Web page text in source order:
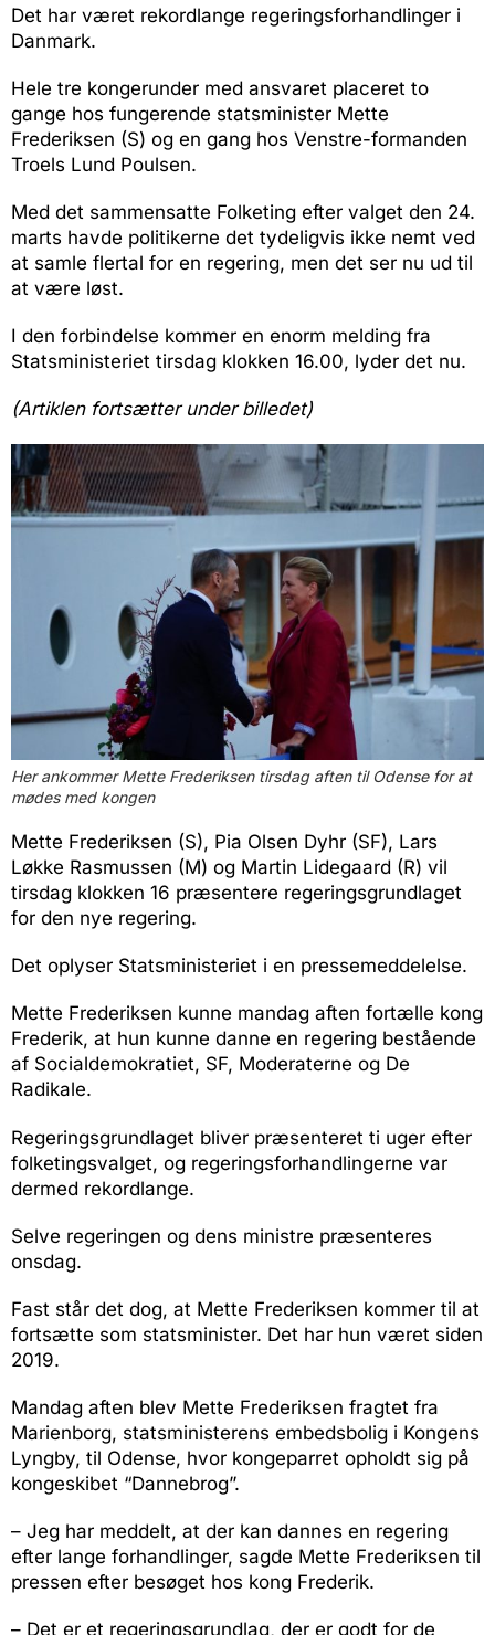
Det har været rekordlange regeringsforhandlinger i
Danmark.
Hele tre kongerunder med ansvaret placeret to
gange hos fungerende statsminister Mette
Frederiksen (S) og en gang hos Venstre-formanden
Troels Lund Poulsen.
Med det sammensatte Folketing efter valget den 24.
marts havde politikerne det tydeligvis ikke nemt ved
at samle flertal for en regering, men det ser nu ud til
at være løst.
I den forbindelse kommer en enorm melding fra
Statsministeriet tirsdag klokken 16.00, lyder det nu.
(Artiklen fortsætter under billedet)
Her ankommer Mette Frederiksen tirsdag aften til Odense for at
mødes med kongen
Mette Frederiksen (S), Pia Olsen Dyhr (SF), Lars
Løkke Rasmussen (M) og Martin Lidegaard (R) vil
tirsdag klokken 16 præsentere regeringsgrundlaget
for den nye regering.
Det oplyser Statsministeriet i en pressemeddelelse.
Mette Frederiksen kunne mandag aften fortælle kong
Frederik, at hun kunne danne en regering bestående
af Socialdemokratiet, SF, Moderaterne og De
Radikale.
Regeringsgrundlaget bliver præsenteret ti uger efter
folketingsvalget, og regeringsforhandlingerne var
dermed rekordlange.
Selve regeringen og dens ministre præsenteres
onsdag.
Fast står det dog, at Mette Frederiksen kommer til at
fortsætte som statsminister. Det har hun været siden
2019.
Mandag aften blev Mette Frederiksen fragtet fra
Marienborg, statsministerens embedsbolig i Kongens
Lyngby, til Odense, hvor kongeparret opholdt sig på
kongeskibet “Dannebrog”.
– Jeg har meddelt, at der kan dannes en regering
efter lange forhandlinger, sagde Mette Frederiksen til
pressen efter besøget hos kong Frederik.
– Det er et regeringsgrundlag, der er godt for de